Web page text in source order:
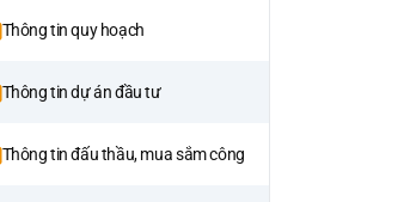
Thông tin quy hoạch
Thông tin dự án đầu tư
Thông tin đấu thầu, mua sắm công